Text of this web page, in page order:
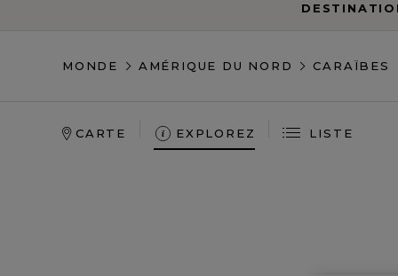
MONDE AMÉRIQUE DU NORD CARAÏBES
CARTE EXPLOREZ LISTE